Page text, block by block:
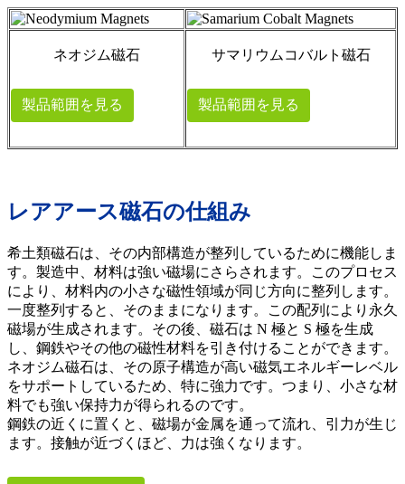
ネオジム磁石
製品範囲を見る
サマリウムコバルト磁石
製品範囲を見る
レアアース磁石の仕組み
希土類磁石は、その内部構造が整列しているために機能しま
す。製造中、材料は強い磁場にさらされます。このプロセス
により、材料内の小さな磁性領域が同じ方向に整列します。
一度整列すると、そのままになります。この配列により永久
磁場が生成されます。その後、磁石は N 極と S 極を生成
し、鋼鉄やその他の磁性材料を引き付けることができます。
ネオジム磁石は、その原子構造が高い磁気エネルギーレベル
をサポートしているため、特に強力です。つまり、小さな材
料でも強い保持力が得られるのです。
鋼鉄の近くに置くと、磁場が金属を通って流れ、引力が生じ
ます。接触が近づくほど、力は強くなります。